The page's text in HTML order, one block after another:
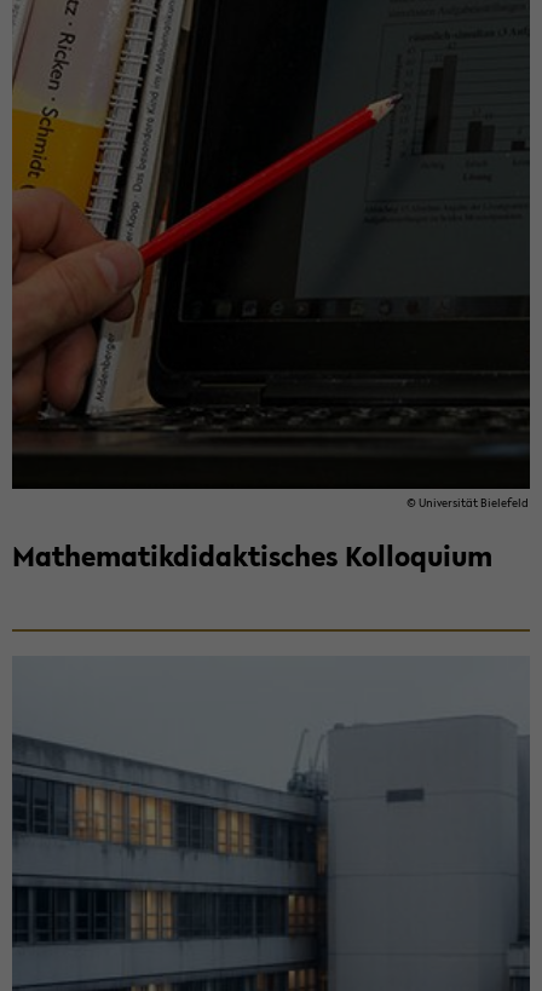
© Uni­ver­si­tät Bie­le­feld
Ma­the­ma­tik­di­dak­ti­sches Kol­lo­qui­um